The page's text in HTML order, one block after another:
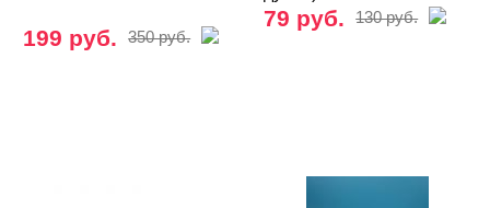
Палитры
199 руб. 350 руб.
79 руб. 130 руб.